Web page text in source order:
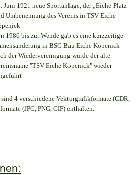
Juni 1921 neue Sportanlage, der „Eiche-Platz
Umbenennung des Vereins in TSV Eiche
1986 bis zur Wende gab es eine kurzzeitige
in BSG Bau Eiche Köpenick
der Wiedervereinigung wurde der alte
"TSV Eiche Köpenick" wieder
4 verschiedene Vektorgrafikformate (CDR,
(JPG, PNG, GIF) enthalten.